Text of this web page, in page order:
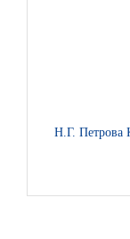
Н.Г. Петрова